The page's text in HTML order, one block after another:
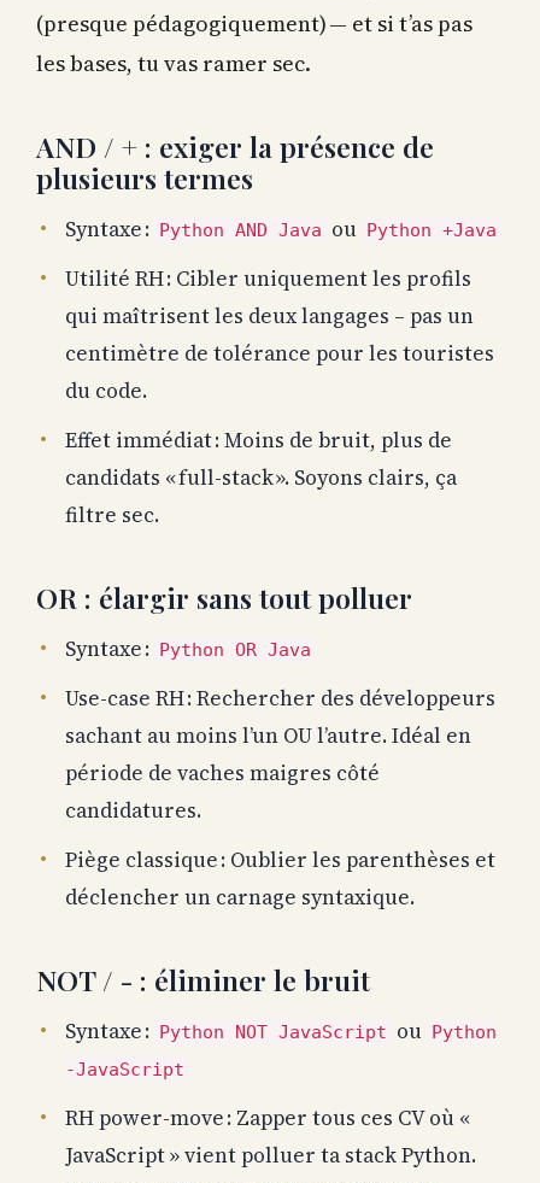
(presque pédagogiquement) — et si t’as pas
les bases, tu vas ramer sec.
AND / + : exiger la présence de
plusieurs termes
Syntaxe : Python AND Java ou Python +Java
Utilité RH : Cibler uniquement les profils
qui maîtrisent les deux langages – pas un
centimètre de tolérance pour les touristes
du code.
Effet immédiat : Moins de bruit, plus de
candidats « full-stack ». Soyons clairs, ça
filtre sec.
OR : élargir sans tout polluer
Syntaxe : Python OR Java
Use-case RH : Rechercher des développeurs
sachant au moins l’un OU l’autre. Idéal en
période de vaches maigres côté
candidatures.
Piège classique : Oublier les parenthèses et
déclencher un carnage syntaxique.
NOT / - : éliminer le bruit
Syntaxe : Python NOT JavaScript ou Python
-JavaScript
RH power-move : Zapper tous ces CV où «
JavaScript » vient polluer ta stack Python.